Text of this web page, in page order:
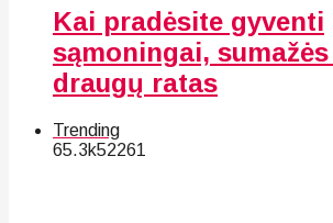
Kai pradėsite gyventi
sąmoningai,
draugų ratas
Trending
65.3k52261